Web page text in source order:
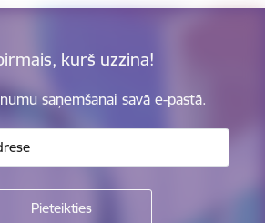
kurš uzzina!
saņemšanai savā e-pastā.